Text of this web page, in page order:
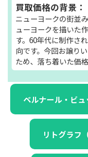
買取価格の背景：
ニューヨークの街並
ューヨークを描いた
す。60年代に制作さ
向です。今回お譲り
ため、落ち着いた価
ベルナール・ビ
リトグラフ